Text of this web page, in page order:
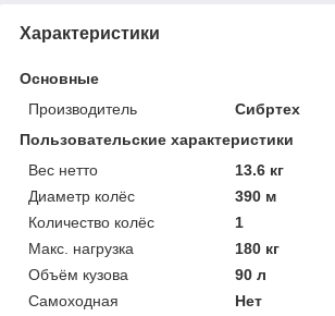
Характеристики
Основные
Производитель
Сибртех
Пользовательские характеристики
Вес нетто
13.6 кг
Диаметр колёс
390 м
Количество колёс
1
Макс. нагрузка
180 кг
Объём кузова
90 л
Самоходная
Нет